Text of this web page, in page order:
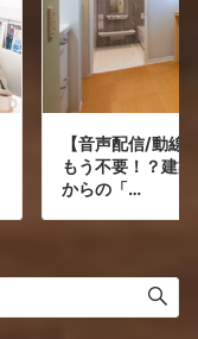
【音声配信/動線
もう不要！？建
からの「…